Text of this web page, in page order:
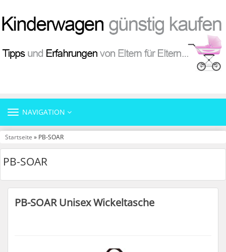
TOGGLE
NAVIGATION
Startseite » PB-SOAR
PB-SOAR
PB-SOAR Unisex Wickeltasche